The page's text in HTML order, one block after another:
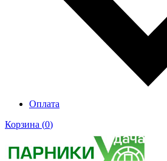
Оплата
Корзина (0)